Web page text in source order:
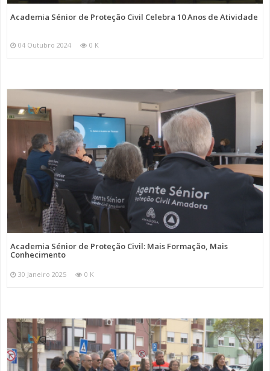
Academia Sénior de Proteção Civil Celebra 10 Anos de Atividade
04 Outubro 2024 0 K
Academia Sénior de Proteção Civil: Mais Formação, Mais
Conhecimento
30 Janeiro 2025 0 K